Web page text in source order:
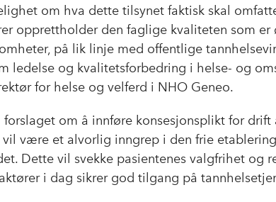
om hva dette tilsynet faktisk skal
opprettholder den faglige kvaliteten som er
på lik linje med offentlige
ledelse og kvalitetsforbedring i helse- og
for helse og velferd i NHO Geneo.
om å innføre konsesjonsplikt for drift
vil være et alvorlig inngrep i den frie
Dette vil svekke pasientenes valgfrihet og
i dag sikrer god tilgang på